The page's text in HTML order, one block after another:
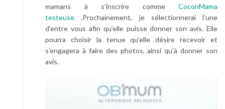
mamans à s’inscrire comme CoconMama
testeuse .Prochainement, je sélectionnerai l’une
d’entre vous afin qu’elle puisse donner son avis. Elle
pourra choisir la tenue qu’elle désire recevoir et
s’engagera à faire des photos, ainsi qu’à donner son
avis.